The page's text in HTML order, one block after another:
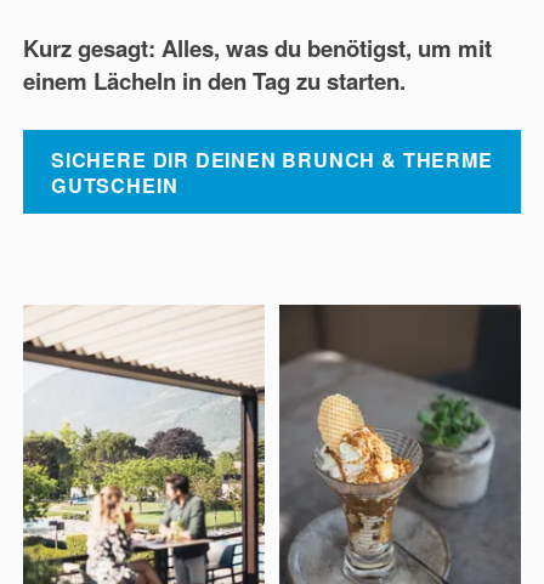
Kurz gesagt: Alles, was du benötigst, um mit
einem Lächeln in den Tag zu starten.
SICHERE DIR DEINEN BRUNCH & THERME
GUTSCHEIN